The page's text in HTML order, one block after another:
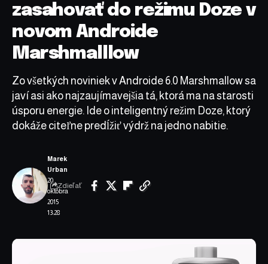
zasahovať do režimu Doze v
novom Androide
Marshmalllow
Zo všetkých noviniek v Androide 6.0 Marshmallow sa
javí asi ako najzaujímavejšia tá, ktorá ma na starosti
úsporu energie. Ide o inteligentný režim Doze, ktorý
dokáže citeľne predĺžiť výdrž na jedno nabitie.
20.
októbra
2015
13:28
Marek
Urban
Zdieľať